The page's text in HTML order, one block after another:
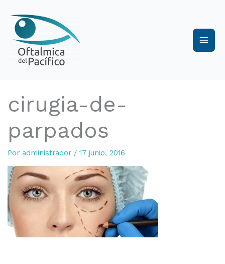
contenido
cirugia-de-
parpados
Por administrador /17 junio, 2016